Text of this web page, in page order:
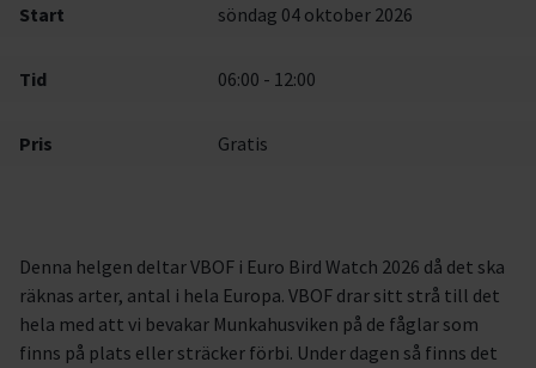
Start söndag 04 oktober 2026
Tid 06:00 - 12:00
Pris Gratis
Denna helgen deltar VBOF i Euro Bird Watch 2026 då det ska
räknas arter, antal i hela Europa. VBOF drar sitt strå till det
hela med att vi bevakar Munkahusviken på de fåglar som
finns på plats eller sträcker förbi. Under dagen så finns det